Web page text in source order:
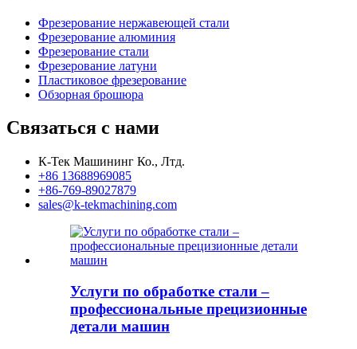
Фрезерование нержавеющей стали
Фрезерование алюминия
Фрезерование стали
Фрезерование латуни
Пластиковое фрезерование
Обзорная брошюра
Связаться с нами
К-Тек Машининг Ко., Лтд.
+86 13688969085
+86-769-89027879
sales@k-tekmachining.com
Услуги по обработке стали –
профессиональные прецизионные
детали машин